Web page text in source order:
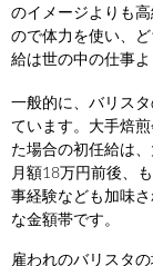
のイメージよりも
ので体力を使い、
給は世の中の仕事よ
一般的に、バリス
ています。大手焙
た場合の初任給は
月額18万円前後、
事経験なども加味
な金額帯です。
雇われのバリスタ